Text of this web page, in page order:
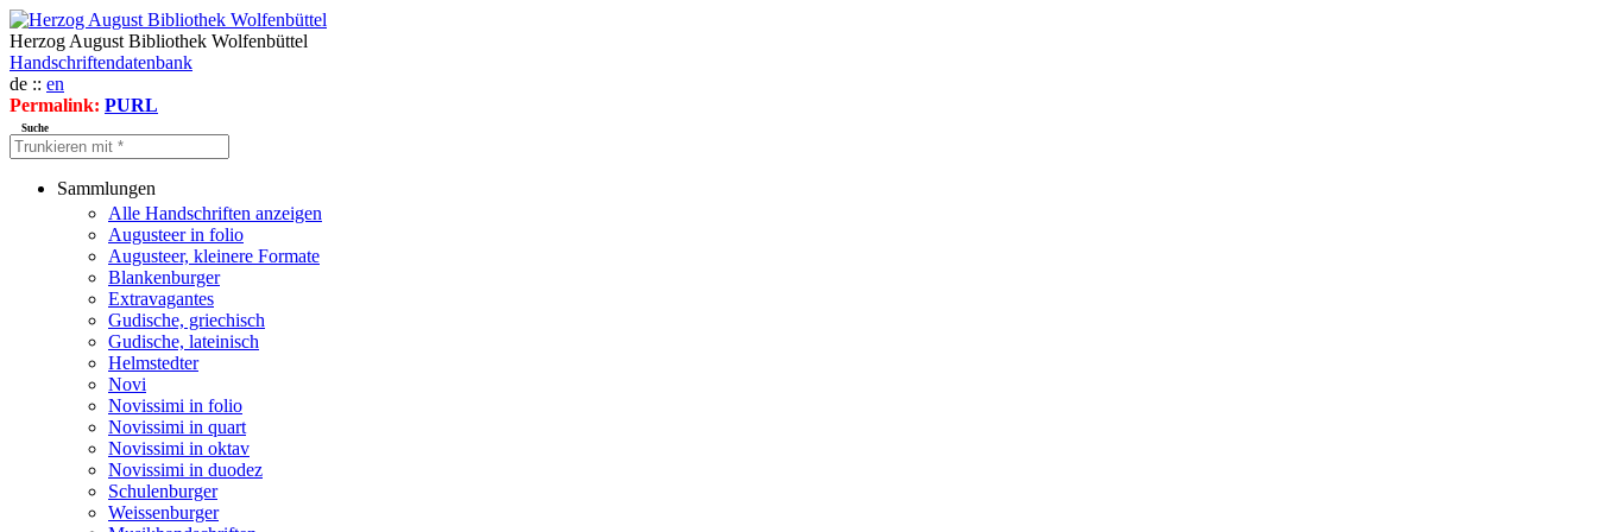
Herzog August Bibliothek Wolfenbüttel
Handschriftendatenbank
de :: en
Permalink: PURL
Suche
Sammlungen
Alle Handschriften anzeigen
Augusteer in folio
Augusteer, kleinere Formate
Blankenburger
Extravagantes
Gudische, griechisch
Gudische, lateinisch
Helmstedter
Novi
Novissimi in folio
Novissimi in quart
Novissimi in oktav
Novissimi in duodez
Schulenburger
Weissenburger